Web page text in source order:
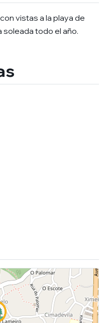
vistas a la playa de
soleada todo el año.